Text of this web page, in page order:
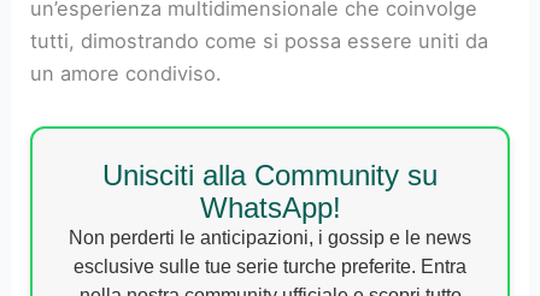
Sanremo?
Come i cantanti esprimono la loro passione
per il calcio a Sanremo
riferimenti calcistici
In definitiva, al Festival di Sanremo, lamusica
italianae ilcalciosi incontrano, creando